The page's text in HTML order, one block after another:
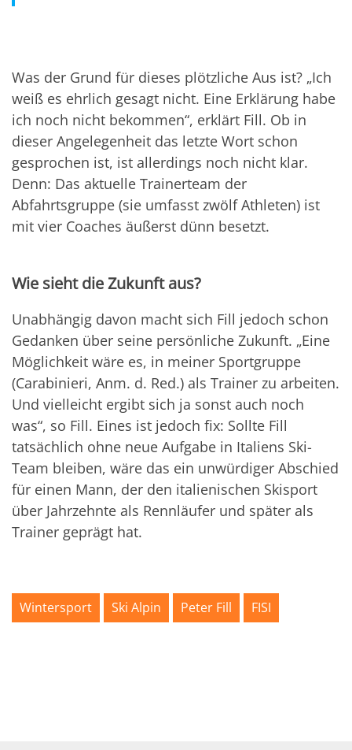
Was der Grund für dieses plötzliche Aus ist? „Ich
weiß es ehrlich gesagt nicht. Eine Erklärung habe
ich noch nicht bekommen“, erklärt Fill. Ob in
dieser Angelegenheit das letzte Wort schon
gesprochen ist, ist allerdings noch nicht klar.
Denn: Das aktuelle Trainerteam der
Abfahrtsgruppe (sie umfasst zwölf Athleten) ist
mit vier Coaches äußerst dünn besetzt.
Wie sieht die Zukunft aus?
Unabhängig davon macht sich Fill jedoch schon
Gedanken über seine persönliche Zukunft. „Eine
Möglichkeit wäre es, in meiner Sportgruppe
(Carabinieri, Anm. d. Red.) als Trainer zu arbeiten.
Und vielleicht ergibt sich ja sonst auch noch
was“, so Fill. Eines ist jedoch fix: Sollte Fill
tatsächlich ohne neue Aufgabe in Italiens Ski-
Team bleiben, wäre das ein unwürdiger Abschied
für einen Mann, der den italienischen Skisport
über Jahrzehnte als Rennläufer und später als
Trainer geprägt hat.
Wintersport Ski Alpin Peter Fill FISI